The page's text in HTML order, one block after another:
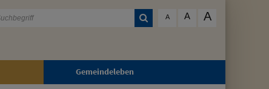
A A A
Gemeindeleben